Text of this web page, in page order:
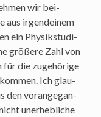
wir bei­
aus irgend­ei­nem
ein Phy­sik­stu­di­
grö­ße­re Zahl von
für die zuge­hö­ri­ge
Ich glau­
den vor­an­ge­gan­
uner­heb­li­che